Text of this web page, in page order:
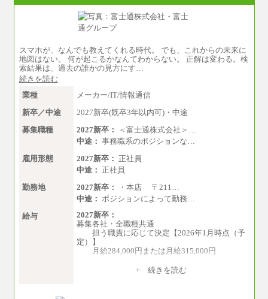
スマホが、なんでも教えてくれる時代。 でも、これからの未来に
地図はない。 何が起こるかなんてわからない。 正解は変わる。検
索結果は、過去の誰かの見方にす…
続きを読む
業種
メーカー/IT/情報通信
新卒／中途
2027新卒(既卒3年以内可)・中途
募集職種
2027新卒：
＜富士通株式会社＞…
中途： 事務職系のポジションな…
雇用形態
2027新卒： 正社員
中途： 正社員
勤務地
2027新卒：
・本店 〒211…
中途： ポジションによって勤務…
給与
2027新卒：
募集各社・全職種共通
担う職責に応じて決定【2026年1月時点（予
定）】
月給284,000円または月給315,000円
※入社後早期から、自律的な業務遂行が求
+ 続きを読む